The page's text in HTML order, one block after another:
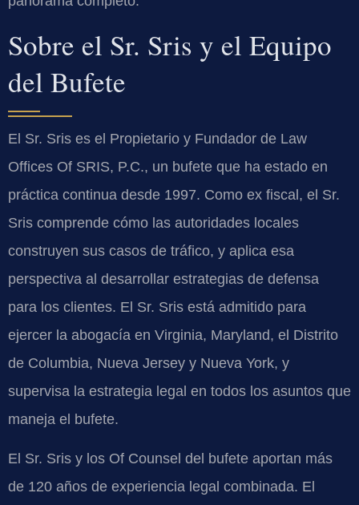
Sobre el Sr. Sris y el Equipo
del Bufete
El Sr. Sris es el Propietario y Fundador de Law
Offices Of SRIS, P.C., un bufete que ha estado en
práctica continua desde 1997. Como ex fiscal, el Sr.
Sris comprende cómo las autoridades locales
construyen sus casos de tráfico, y aplica esa
perspectiva al desarrollar estrategias de defensa
para los clientes. El Sr. Sris está admitido para
ejercer la abogacía en Virginia, Maryland, el Distrito
de Columbia, Nueva Jersey y Nueva York, y
supervisa la estrategia legal en todos los asuntos que
maneja el bufete.
El Sr. Sris y los Of Counsel del bufete aportan más
de 120 años de experiencia legal combinada. El